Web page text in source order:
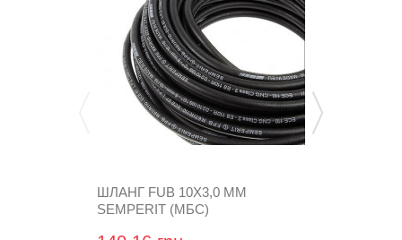
ШЛАНГ FUB 10X3,0 MM
SEMPERIT (МБС)